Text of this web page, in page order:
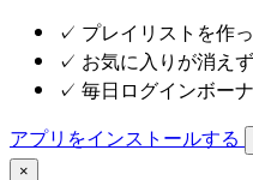
✓ プレイリストを作
✓ お気に入りが消え
✓ 毎日ログインボー
アプリをインストールする
×